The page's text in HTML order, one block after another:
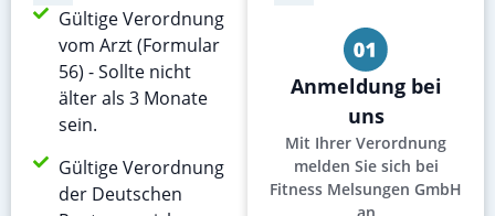
Gültige Verordnung
vom Arzt (Formular
56) - Sollte nicht
älter als 3 Monate
sein.
Gültige Verordnung
der Deutschen
Anmeldung bei
uns
Mit Ihrer Verordnung
melden Sie sich bei
Fitness Melsungen GmbH